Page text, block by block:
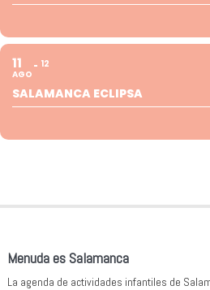
11
AGO
12
SALAMANCA ECLIPSA
Menuda es Salamanca
La agenda de actividades infantiles de